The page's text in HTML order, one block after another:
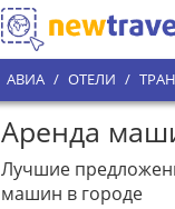
АВИА / ОТЕЛИ /
Аренда
Лучшие
машин в городе